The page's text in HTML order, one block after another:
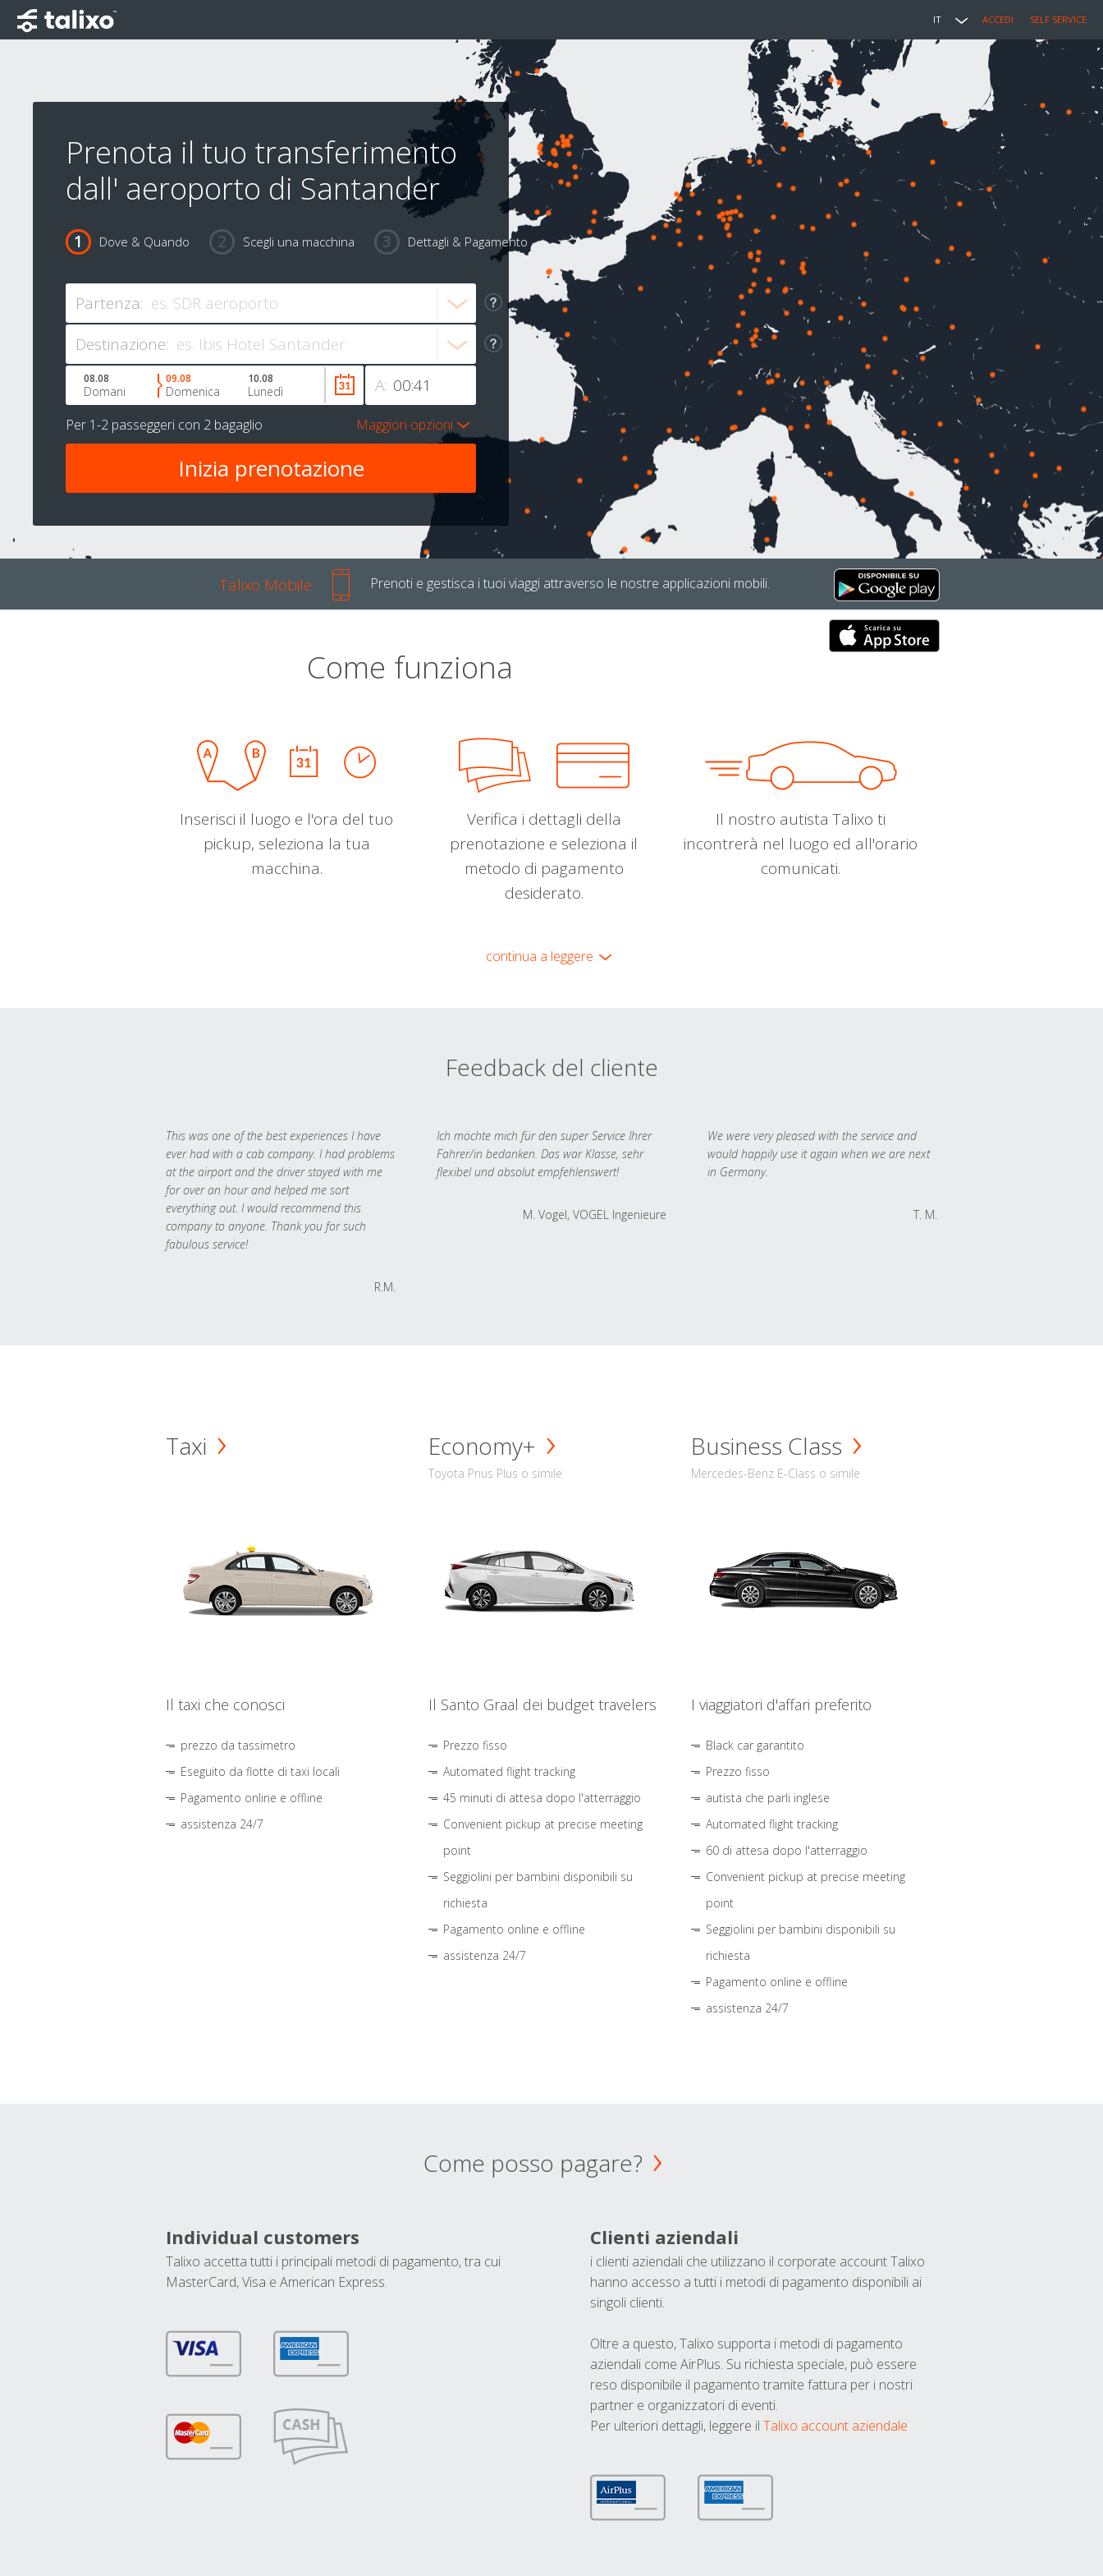
IT ACCEDI SELF SERVICE
Prenota il tuo transferimento
dall' aeroporto di Santander
Dove & Quando Scegli una macchina Dettagli & Pagamento
Partenza:
Destinazione:
A:
08.08
Domani
09.08
Domenica
10.08
Lunedì
Per 1-2 passeggeri con 2 bagaglio Maggiori opzioni
Talixo Mobile Prenoti e gestisca i tuoi viaggi attraverso le nostre applicazioni mobili.
Come funziona
Inserisci il luogo e l'ora del tuo
pickup, seleziona la tua
macchina.
Verifica i dettagli della
prenotazione e seleziona il
metodo di pagamento
desiderato.
Il nostro autista Talixo ti
incontrerà nel luogo ed all'orario
comunicati.
continua a leggere
Feedback del cliente
This was one of the best experiences I have
ever had with a cab company. I had problems
at the airport and the driver stayed with me
for over an hour and helped me sort
everything out. I would recommend this
company to anyone. Thank you for such
fabulous service!
R.M.
Ich möchte mich für den super Service Ihrer
Fahrer/in bedanken. Das war Klasse, sehr
flexibel und absolut empfehlenswert!
M. Vogel, VOGEL Ingenieure
We were very pleased with the service and
would happily use it again when we are next
in Germany.
T. M.
Taxi
Il taxi che conosci
prezzo da tassimetro
Eseguito da flotte di taxi locali
Pagamento online e offline
assistenza 24/7
Economy+
Toyota Prius Plus o simile
Il Santo Graal dei budget travelers
Prezzo fisso
Automated flight tracking
45 minuti di attesa dopo l'atterraggio
Convenient pickup at precise meeting
point
Seggiolini per bambini disponibili su
richiesta
Pagamento online e offline
assistenza 24/7
Business Class
Mercedes-Benz E-Class o simile
I viaggiatori d'affari preferito
Black car garantito
Prezzo fisso
autista che parli inglese
Automated flight tracking
60 di attesa dopo l'atterraggio
Convenient pickup at precise meeting
point
Seggiolini per bambini disponibili su
richiesta
Pagamento online e offline
assistenza 24/7
Come posso pagare?
Individual customers
Talixo accetta tutti i principali metodi di pagamento, tra cui
MasterCard, Visa e American Express.
Clienti aziendali
i clienti aziendali che utilizzano il corporate account Talixo
hanno accesso a tutti i metodi di pagamento disponibili ai
singoli clienti.
Oltre a questo, Talixo supporta i metodi di pagamento
aziendali come AirPlus. Su richiesta speciale, può essere
reso disponibile il pagamento tramite fattura per i nostri
partner e organizzatori di eventi.
Per ulteriori dettagli, leggere il Talixo account aziendale